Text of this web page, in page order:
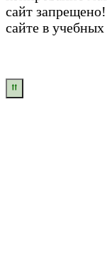
сайт
сайте в